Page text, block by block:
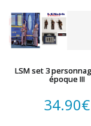
PRINCE AUGUST
R37
REDUTEX
RÉGIONS ET
ROTOMAGUS
LSM set 3
époque III
34.90€